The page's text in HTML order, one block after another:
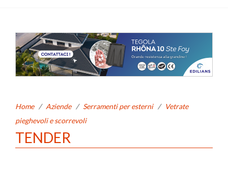
Home / Aziende / Serramenti per esterni / Vetrate
pieghevoli e scorrevoli
TENDER